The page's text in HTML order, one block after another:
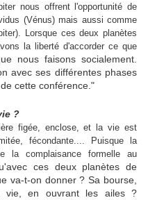
nous offrent l'opportunité de
(Vénus) mais aussi comme
Lorsque ces deux planètes
la liberté d'accorder ce que
nous faisons socialement.
avec ses différentes phases
cette conférence."
?
figée, enclose, et la vie est
fécondante.... Puisque la
la complaisance formelle au
ces deux planètes de
va-t-on donner ? Sa bourse,
en ouvrant les ailes ?